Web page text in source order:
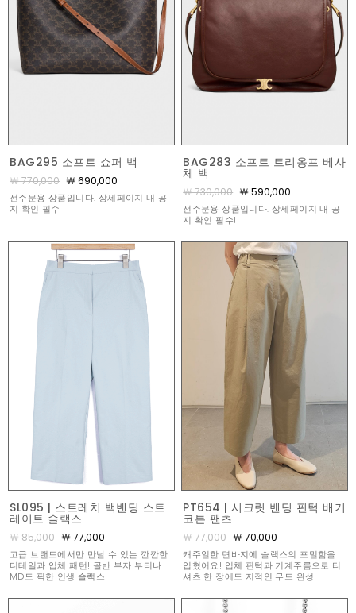
BAG295 소프트 쇼퍼 백
￦ 770,000 ￦ 690,000
선주문용 상품입니다. 상세페이지 내 공
지 확인 필수
BAG283 소프트 트리옹프 베사
체 백
￦ 730,000 ￦ 590,000
선주문용 상품입니다. 상세페이지 내 공
지 확인 필수!
SL095 | 스트레치 백밴딩 스트
레이트 슬랙스
￦ 85,000 ￦ 77,000
고급 브랜드에서만 만날 수 있는 깐깐한
디테일과 입체 패턴! 골반 부자 부티나
MD도 픽한 인생 슬랙스
PT654 | 시크릿 밴딩 핀턱 배기
코튼 팬츠
￦ 77,000 ￦ 70,000
캐주얼한 면바지에 슬랙스의 포멀함을
입혔어요! 입체 핀턱과 기계주름으로 티
셔츠 한 장에도 지적인 무드 완성